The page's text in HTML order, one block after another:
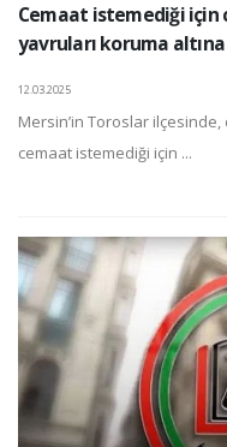
Cemaat istemediği için
yavruları koruma altına
12.03.2025
Mersin’in Toroslar ilçesinde,
cemaat istemediği için ...